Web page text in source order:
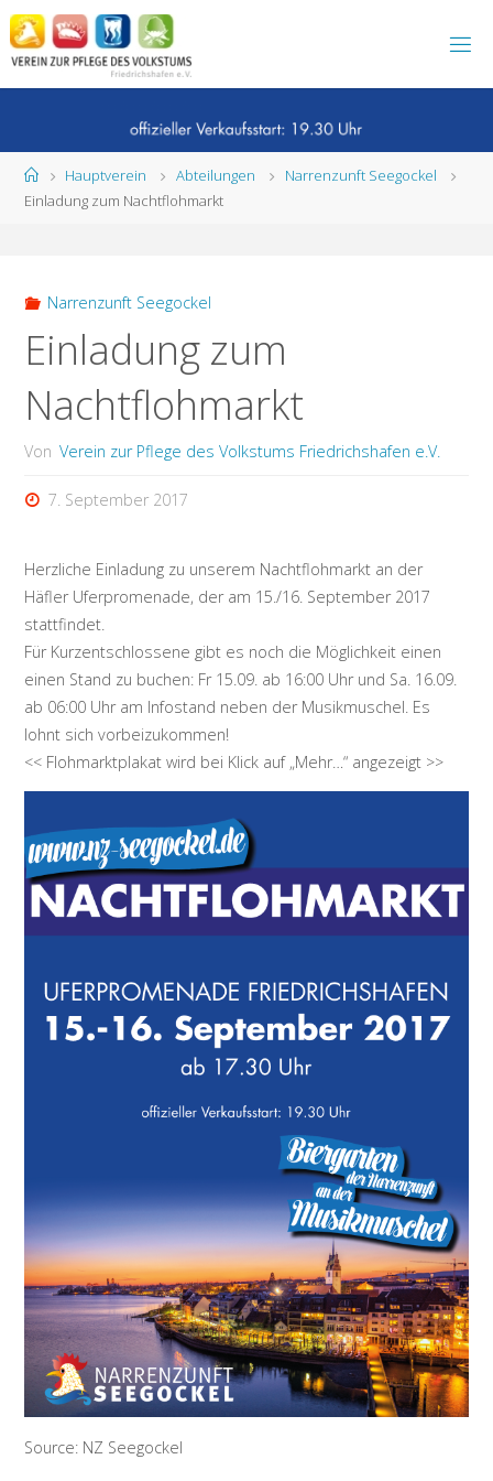
Zum
Inhalt
springen
StartHauptverein Abteilungen
Narrenzunft Seegockel
Einladung zum Nachtflohmarkt
Narrenzunft Seegockel
Einladung zum
Nachtflohmarkt
Von Verein zur Pflege des Volkstums Friedrichshafen e.V.
7. September 2017
Herzliche Einladung zu unserem Nachtflohmarkt an der
Häfler Uferpromenade, der am 15./16. September 2017
stattfindet.
Für Kurzentschlossene gibt es noch die Möglichkeit einen
einen Stand zu buchen: Fr 15.09. ab 16:00 Uhr und Sa. 16.09.
ab 06:00 Uhr am Infostand neben der Musikmuschel. Es
lohnt sich vorbeizukommen!
<< Flohmarktplakat wird bei Klick auf „Mehr…“ angezeigt >>
Source: NZ Seegockel